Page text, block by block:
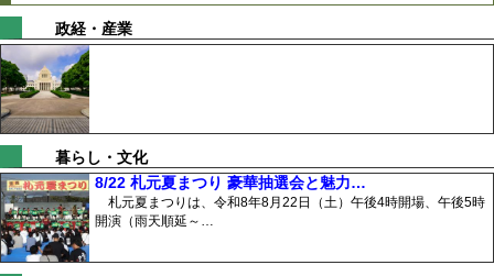
政経・産業
暮らし・文化
8/22 札元夏まつり 豪華抽選会と魅力…
札元夏まつりは、令和8年8月22日（土）午後4時開場、午後5時
開演（雨天順延～…